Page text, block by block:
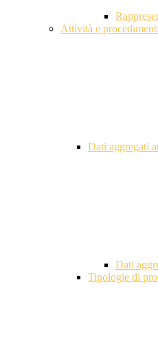
Attività e procedimenti
Dati aggregati
Dati
Tipologie di